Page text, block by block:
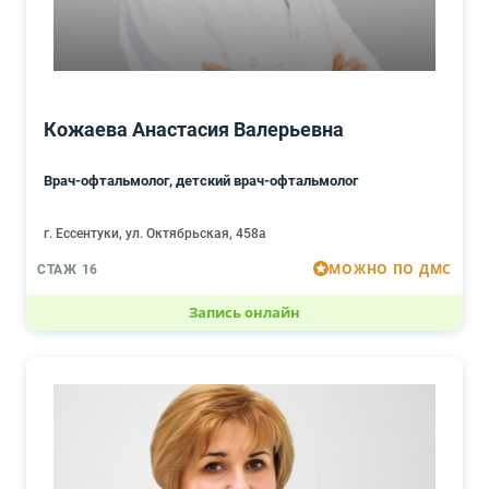
Кожаева Анастасия Валерьевна
Врач-офтальмолог, детский врач-офтальмолог
г. Ессентуки, ул. Октябрьская, 458а
СТАЖ 16 МОЖНО ПО ДМС
Запись онлайн